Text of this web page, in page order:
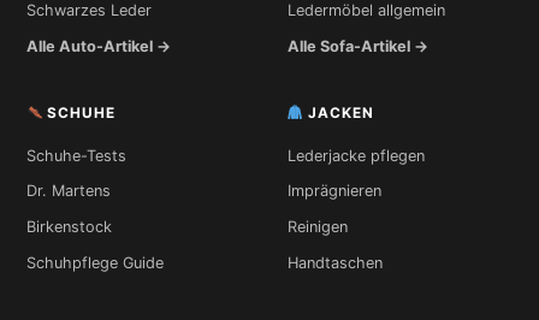
Schwarzes Leder
Alle Auto-Artikel →
Ledermöbel allgemein
Alle Sofa-Artikel →
SCHUHE
Schuhe-Tests
Dr. Martens
Birkenstock
Schuhpflege Guide
JACKEN
Lederjacke pflegen
Imprägnieren
Reinigen
Handtaschen